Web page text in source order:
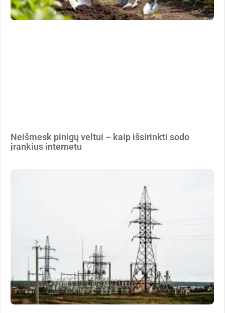
Neišmesk pinigų veltui – kaip išsirinkti sodo
įrankius internetu